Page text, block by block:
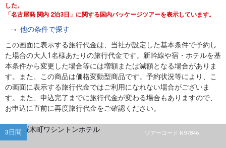
した。
「名古屋発 関内 2泊3日」に関する国内パッケージツアーを表示しています。
他の条件で探す
この画面に表示する旅行代金は、当社が設定した基本条件で予約し
た場合の大人1名様あたりの旅行代金です。新幹線や宿・ホテルを基
本条件から変更した場合等には増額または減額となる場合がありま
す。また、この商品は価格変動型商品です。予約状況等により、こ
の画面に表示する旅行代金ではご利用になれない場合がございま
す。また、申込完了までに旅行代金が変わる場合もありますので、
お申込に直前に再度旅行代金をご確認ください。
ツアーコード N97846
3日間